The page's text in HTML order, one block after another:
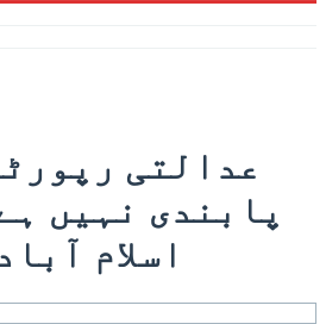
عدالتی
پابندی نہیں
اسلام